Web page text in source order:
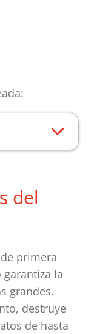
del
primera
la
grandes.
destruye
de hasta